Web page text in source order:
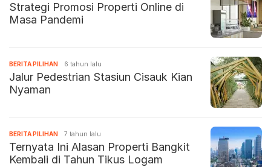
Strategi Promosi Properti Online di
Masa Pandemi
BERITA PILIHAN 6 tahun lalu
Jalur Pedestrian Stasiun Cisauk Kian
Nyaman
BERITA PILIHAN 7 tahun lalu
Ternyata Ini Alasan Properti Bangkit
Kembali di Tahun Tikus Logam